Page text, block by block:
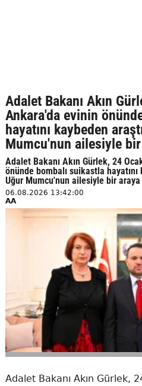
Adalet Bakanı Akın
Ankara'da evinin
hayatını kaybeden
Mumcu'nun ailesiyle
Adalet Bakanı Akın Gürlek, 24
önünde bombalı suikastla
Uğur Mumcu'nun ailesiyle bir
06.08.2026 13:42:00
AA
Adalet Bakanı Akın Gürlek,